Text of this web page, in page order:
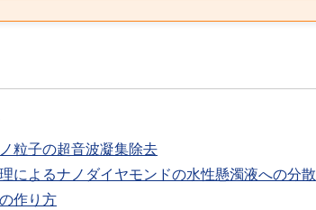
粒子の超音波凝集除去
によるナノダイヤモンドの水性懸濁液への分散
作り方